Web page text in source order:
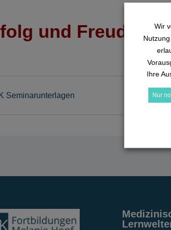
und Freude
Seminarunterlagen
Wir
Ihre
Nur